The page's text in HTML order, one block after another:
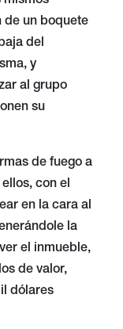
de un boquete
del
y
al grupo
su
de fuego a
con el
en la cara al
la
el inmueble,
de valor,
dólares